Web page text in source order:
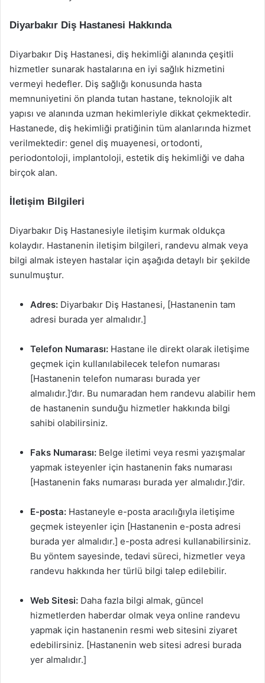
Diyarbakır Diş Hastanesi Hakkında
Diyarbakır Diş Hastanesi, diş hekimliği alanında çeşitli
hizmetler sunarak hastalarına en iyi sağlık hizmetini
vermeyi hedefler. Diş sağlığı konusunda hasta
memnuniyetini ön planda tutan hastane, teknolojik alt
yapısı ve alanında uzman hekimleriyle dikkat çekmektedir.
Hastanede, diş hekimliği pratiğinin tüm alanlarında hizmet
verilmektedir: genel diş muayenesi, ortodonti,
periodontoloji, implantoloji, estetik diş hekimliği ve daha
birçok alan.
İletişim Bilgileri
Diyarbakır Diş Hastanesiyle iletişim kurmak oldukça
kolaydır. Hastanenin iletişim bilgileri, randevu almak veya
bilgi almak isteyen hastalar için aşağıda detaylı bir şekilde
sunulmuştur.
Adres: Diyarbakır Diş Hastanesi, [Hastanenin tam
adresi burada yer almalıdır.]
Telefon Numarası: Hastane ile direkt olarak iletişime
geçmek için kullanılabilecek telefon numarası
[Hastanenin telefon numarası burada yer
almalıdır.]’dır. Bu numaradan hem randevu alabilir hem
de hastanenin sunduğu hizmetler hakkında bilgi
sahibi olabilirsiniz.
Faks Numarası: Belge iletimi veya resmi yazışmalar
yapmak isteyenler için hastanenin faks numarası
[Hastanenin faks numarası burada yer almalıdır.]’dir.
E-posta: Hastaneyle e-posta aracılığıyla iletişime
geçmek isteyenler için [Hastanenin e-posta adresi
burada yer almalıdır.] e-posta adresi kullanabilirsiniz.
Bu yöntem sayesinde, tedavi süreci, hizmetler veya
randevu hakkında her türlü bilgi talep edilebilir.
Web Sitesi: Daha fazla bilgi almak, güncel
hizmetlerden haberdar olmak veya online randevu
yapmak için hastanenin resmi web sitesini ziyaret
edebilirsiniz. [Hastanenin web sitesi adresi burada
yer almalıdır.]